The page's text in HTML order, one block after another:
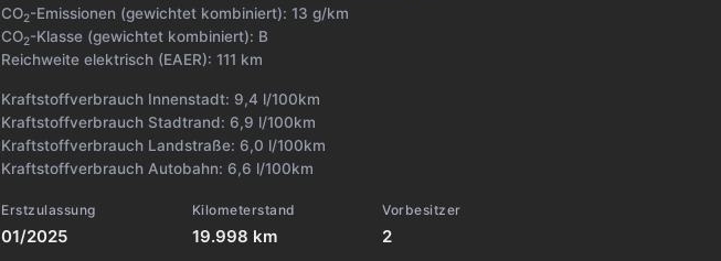
CO2-Emissionen (gewichtet kombiniert): 13 g/km
CO2-Klasse (gewichtet kombiniert): B
Reichweite elektrisch (EAER): 111 km
Kraftstoffverbrauch Innenstadt: 9,4 l/100km
Kraftstoffverbrauch Stadtrand: 6,9 l/100km
Kraftstoffverbrauch Landstraße: 6,0 l/100km
Kraftstoffverbrauch Autobahn: 6,6 l/100km
Erstzulassung
01/2025
Kilometerstand
19.998 km
Vorbesitzer
2